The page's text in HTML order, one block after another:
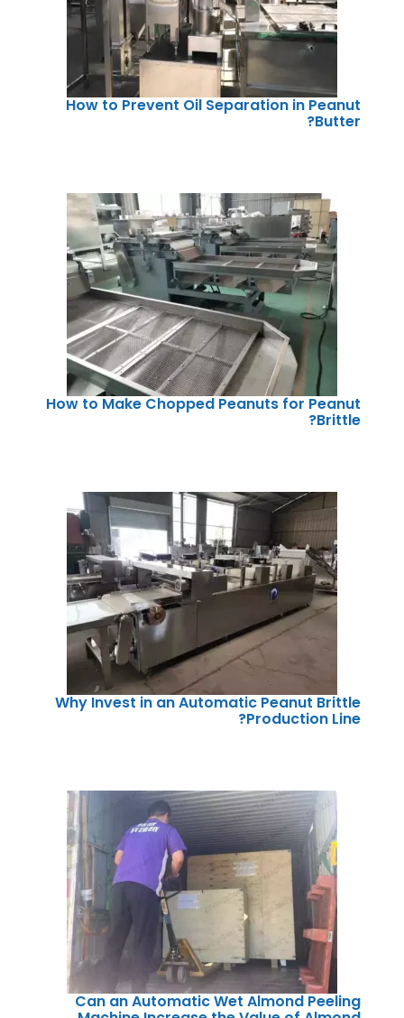
How to Prevent Oil Separation in Peanut
Butter?
How to Make Chopped Peanuts for Peanut
Brittle?
Why Invest in an Automatic Peanut Brittle
Production Line?
Can an Automatic Wet Almond Peeling